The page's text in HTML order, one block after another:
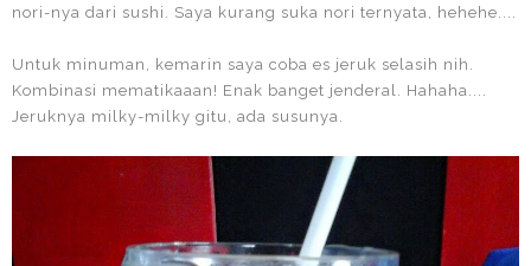
nori-nya dari sushi. Saya kurang suka nori ternyata, hehehe....
Untuk minuman, kemarin saya coba es jeruk selasih nih.
Kombinasi mematikaaan! Enak banget jenderal. Hahaha....
Jeruknya milky-milky gitu, ada susunya.